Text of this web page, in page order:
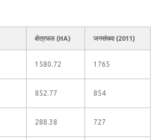
क्षेत्रफल (HA) जनसंख्या (2011)
1580.72 1765
852.77 854
288.38 727